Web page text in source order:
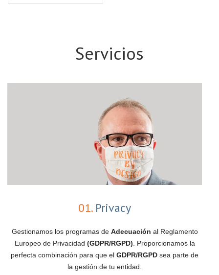
Servicios
01.Privacy
Gestionamos los programas de Adecuación al Reglamento
Europeo de Privacidad (GDPR/RGPD). Proporcionamos la
perfecta combinación para que el GDPR/RGPD sea parte de
la gestión de tu entidad.